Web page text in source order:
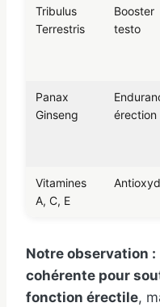
Tribulus
Terrestris
Booster
testo
Panax
Ginseng
érection
Vitamines
A, C, E
Notre observation :
cohérente pour
fonction érectile,